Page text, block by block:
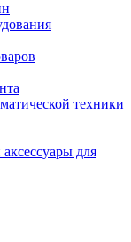
техники
для